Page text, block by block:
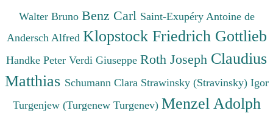
Walter Bruno Benz Carl Saint-Exupéry Antoine de
Andersch Alfred Klopstock Friedrich Gottlieb
Handke Peter Verdi Giuseppe Roth Joseph Claudius
Matthias Schumann Clara Strawinsky (Stravinsky) Igor
Turgenjew (Turgenew Turgenev) Menzel Adolph